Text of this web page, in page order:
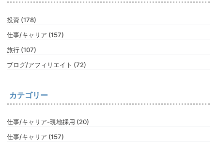
投資 (178)
仕事/キャリア (157)
旅行 (107)
ブログ/アフィリエイト (72)
カテゴリー
仕事/キャリア-現地採用 (20)
仕事/キャリア (157)